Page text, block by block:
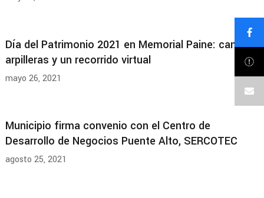
Día del Patrimonio 2021 en Memorial Paine: canto,
arpilleras y un recorrido virtual
mayo 26, 2021
Municipio firma convenio con el Centro de
Desarrollo de Negocios Puente Alto, SERCOTEC
agosto 25, 2021